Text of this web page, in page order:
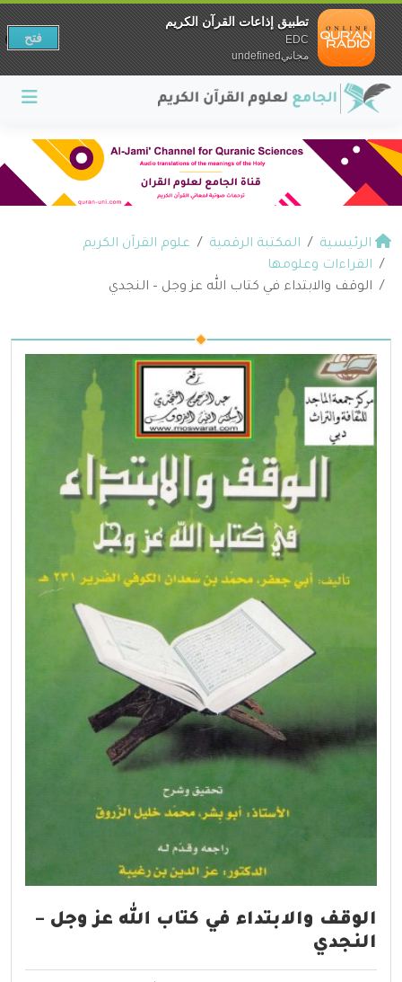
الرئيسية المكتبة الرقمية
علوم القرآن الكريم
القراءات وعلومها
الوقف والابتداء في كتاب الله عز وجل – النجدي
الوقف والابتداء في كتاب الله عز وجل –
النجدي
تطبيق إذاعات القرآن الكريم
EDC
مجانيundefined
فتح